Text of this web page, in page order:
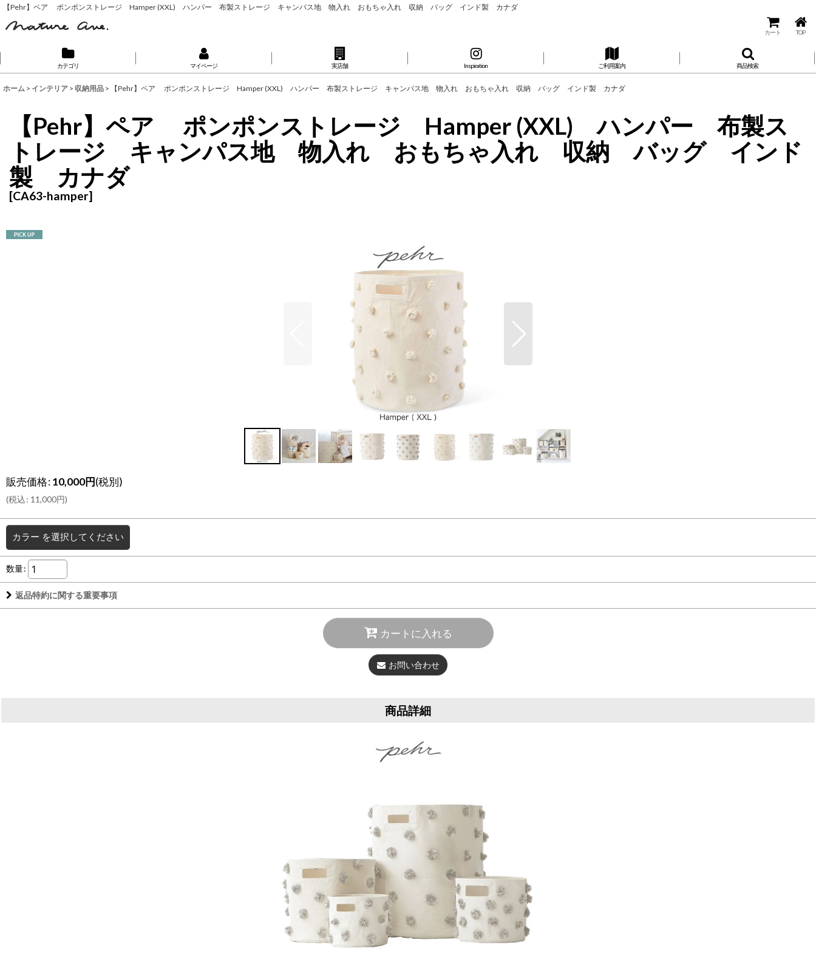
【Pehr】ペア ポンポンストレージ Hamper (XXL) ハンパー 布製ストレージ キャンパス地 物入れ おもちゃ入れ 収納 バッグ インド製 カナダ
カート TOP
カテゴリ マイページ 実店舗 Inspiration ご利用案内 商品検索
ホーム > インテリア > 収納用品 > 【Pehr】ペア ポンポンストレージ Hamper (XXL) ハンパー 布製ストレージ キャンパス地 物入れ おもちゃ入れ 収納 バッグ インド製 カナダ
【Pehr】ペア ポンポンストレージ Hamper (XXL) ハンパー 布製ス
トレージ キャンパス地 物入れ おもちゃ入れ 収納 バッグ インド
製 カナダ
[CA63-hamper]
販売価格:10,000円(税別)
(税込: 11,000円)
カラー を選択してください
数量:
返品特約に関する重要事項
カートに入れる
お問い合わせ
商品詳細